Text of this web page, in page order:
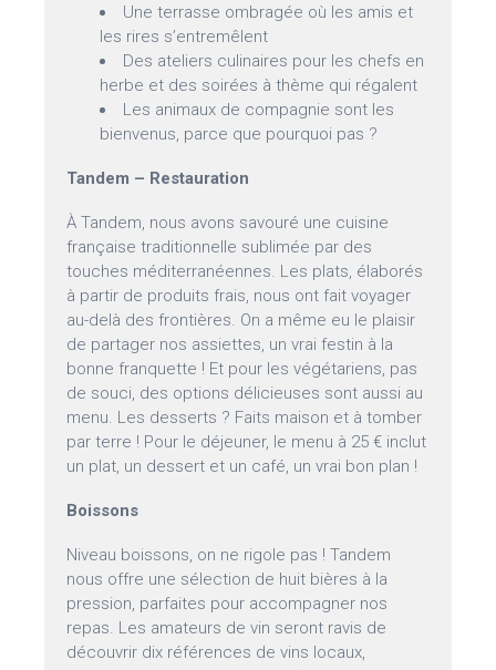
Une terrasse ombragée où les amis et
les rires s’entremêlent
Des ateliers culinaires pour les chefs en
herbe et des soirées à thème qui régalent
Les animaux de compagnie sont les
bienvenus, parce que pourquoi pas ?
Tandem – Restauration
À Tandem, nous avons savouré une cuisine
française traditionnelle sublimée par des
touches méditerranéennes. Les plats, élaborés
à partir de produits frais, nous ont fait voyager
au-delà des frontières. On a même eu le plaisir
de partager nos assiettes, un vrai festin à la
bonne franquette ! Et pour les végétariens, pas
de souci, des options délicieuses sont aussi au
menu. Les desserts ? Faits maison et à tomber
par terre ! Pour le déjeuner, le menu à 25 € inclut
un plat, un dessert et un café, un vrai bon plan !
Boissons
Niveau boissons, on ne rigole pas ! Tandem
nous offre une sélection de huit bières à la
pression, parfaites pour accompagner nos
repas. Les amateurs de vin seront ravis de
découvrir dix références de vins locaux,